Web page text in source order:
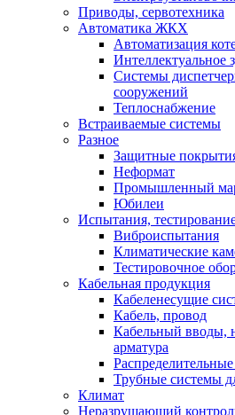
Приводы, сервотехника
Автоматика ЖКХ
Автоматизация
Интеллектуальное
Системы
сооружений
Теплоснабжение
Встраиваемые системы
Разное
Защитные
Неформат
Промышленный
Юбилеи
Испытания,
Виброиспытания
Климатические
Тестировочное
Кабельная продукция
Кабеленесущие
Кабель, провод
Кабельный вводы,
арматура
Трубные системы
Климат
Неразрушающий